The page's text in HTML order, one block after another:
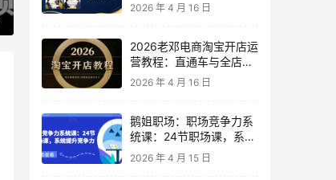
2026 年 4 月 16 日
2026老邓电商淘宝开店运
营教程：直通车与全店推
广系统课
2026 年 4 月 16 日
鹅姐职场：职场竞争力系
统课：24节职场课，系统
提升竞争力
2026 年 4 月 15 日